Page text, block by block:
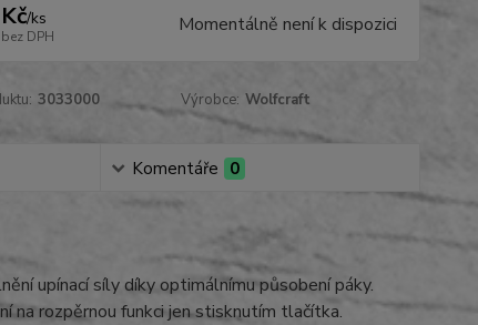
/ks
bez DPH Momentálně není k dispozici
3033000 Výrobce: Wolfcraft
Komentáře 0
upínací síly díky optimálnímu působení páky.
na rozpěrnou funkci jen stisknutím tlačítka.